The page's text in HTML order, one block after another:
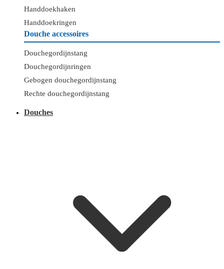
Handdoekhaken
Handdoekringen
Douche accessoires
Douchegordijnstang
Douchegordijnringen
Gebogen douchegordijnstang
Rechte douchegordijnstang
Douches